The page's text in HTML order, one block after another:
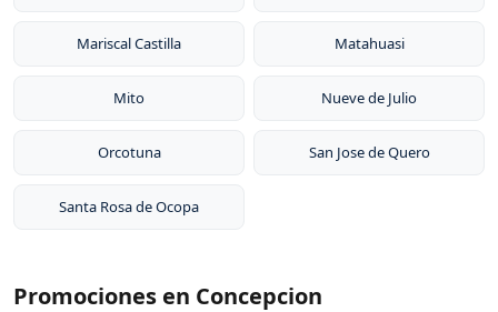
Mariscal Castilla Matahuasi
Mito Nueve de Julio
Orcotuna San Jose de Quero
Santa Rosa de Ocopa
Promociones en Concepcion